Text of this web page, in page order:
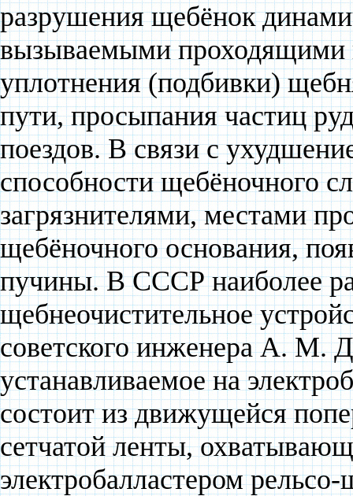
разрушения щебёнок
вызываемыми проходящими
уплотнения (подбивки)
пути, просыпания частиц
поездов. В связи с
способности щебёночного
загрязнителями, местами
щебёночного основания,
пучины. В СССР наиболее
щебнеочистительное
советского инженера А. М.
устанавливаемое на
состоит из движущейся
сетчатой ленты,
электробалластером